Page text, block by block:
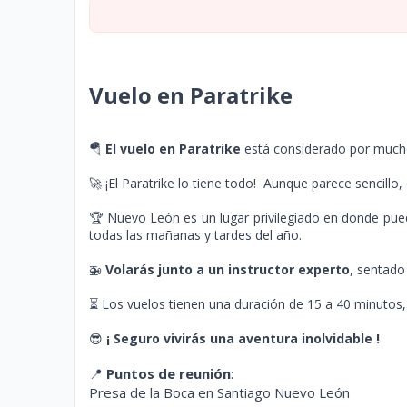
Vuelo en Paratrike
🪂 El vuelo en Paratrike está considerado por
🚀 ¡El Paratrike lo tiene todo! Aunque parece
🏆 Nuevo León es un lugar privilegiado en donde
todas las mañanas y tardes del año.
🚁 Volarás junto a un instructor experto,
⏳ Los vuelos tienen una duración de 15 a 40
😎 ¡ Seguro vivirás una aventura inolvidable !
📍 Puntos de reunión:
Presa de la Boca en Santiago Nuevo León